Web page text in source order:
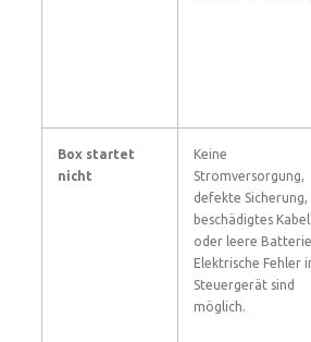
Box startet
nicht
Keine
Stromversorgung,
defekte Sicherung,
beschädigtes Kabel
oder leere
Elektrische Fehler
Steuergerät sind
möglich.